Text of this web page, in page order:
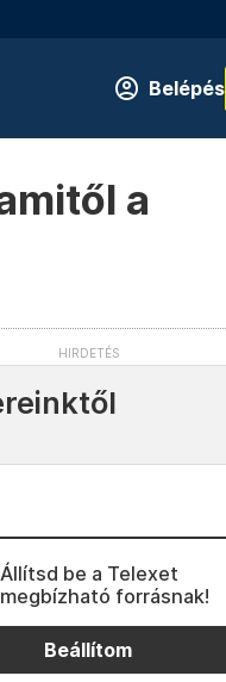
Belépés
a
Állítsd be a Telexet
megbízható forrásnak!
Beállítom